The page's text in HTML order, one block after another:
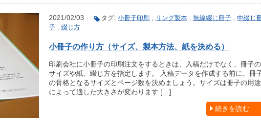
2021/02/03 タグ: 小冊子印刷 , リング製本 , 無線綴じ冊子 , 中綴じ
子 , 綴じ方
小冊子の作り方（サイズ、製本方法、紙を決める）
印刷会社に小冊子の印刷注文をするときは、入稿だけでなく、冊子の
サイズや紙、綴じ方を指定します。 入稿データを作成する前に、冊
の骨格となるサイズとページ数を決めましょう。サイズは冊子の用途
によって適した大きさが変わります […]
続きを読む